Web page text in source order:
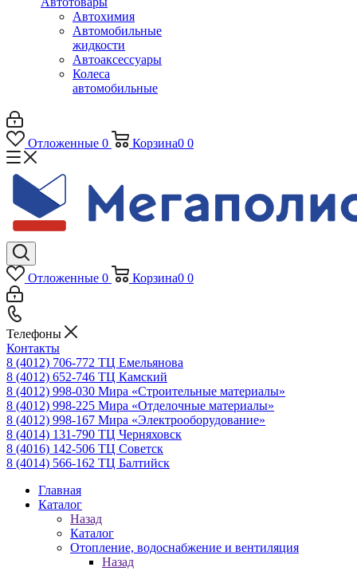
Автохимия
Автомобильные
жидкости
Автоаксессуары
Колеса
автомобильные
Отложенные 0 Корзина0 0
Отложенные 0 Корзина0 0
Телефоны
Контакты
8 (4012) 706-772 ТЦ Емельянова
8 (4012) 652-746 ТЦ Камский
8 (4012) 998-030 Мира «Строительные материалы»
8 (4012) 998-225 Мира «Отделочные материалы»
8 (4012) 998-167 Мира «Электрооборудование»
8 (4014) 131-790 ТЦ Черняховск
8 (4016) 142-506 ТЦ Советск
8 (4014) 566-162 ТЦ Балтийск
Главная
Каталог
Назад
Каталог
Отопление, водоснабжение и вентиляция
Назад